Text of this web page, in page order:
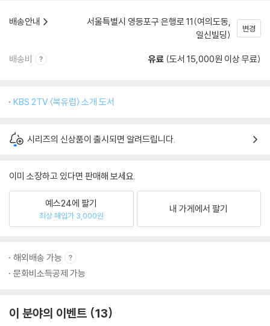
배송안내
서울특별시 영등포구 은행로 11(여의도동,
일신빌딩)
변경
배송비 유료 (도서 15,000원 이상 무료)
KBS 2TV 〈북유럽〉 소개 도서
시리즈의 신상품이 출시되면 알려드립니다.
이미 소장하고 있다면 판매해 보세요.
예스24에 팔기
최상 매입가 3,000원
내 가게에서 팔기
해외배송 가능
문화비소득공제 가능
이 분야의 이벤트 13